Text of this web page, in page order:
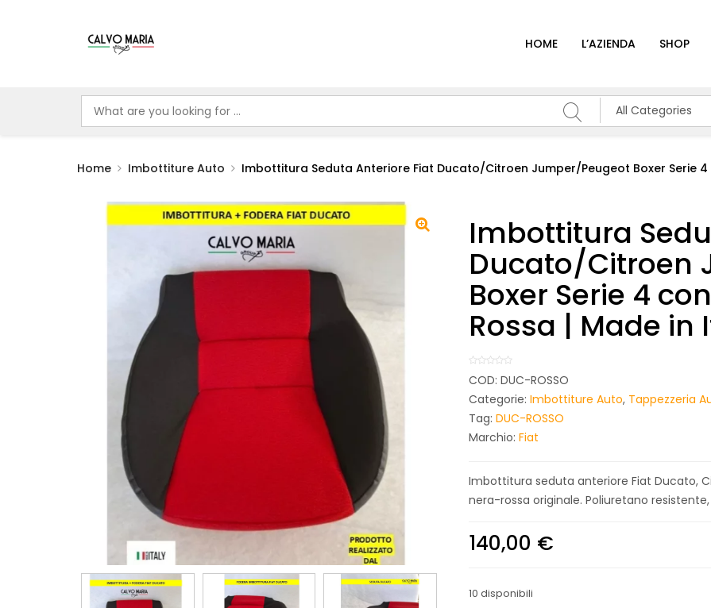
HOME L’AZIENDA SHOP
All Categories
Home Imbottiture Auto Imbottitura Seduta Anteriore Fiat Ducato/Citroen Jumper/Peugeot Boxer Serie
Imbottitura
Ducato/Citroen
Boxer Serie 4
Rossa | Made in
COD: DUC-ROSSO
Categorie: Imbottiture Auto, Tappezzeria
Tag: DUC-ROSSO
Marchio: Fiat
Imbottitura seduta anteriore Fiat Ducato,
nera-rossa originale. Poliuretano
140,00 €
10 disponibili